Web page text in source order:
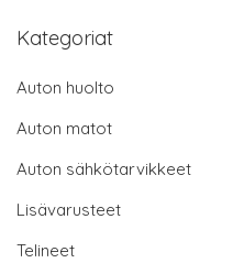
Kategoriat
Auton huolto
Auton matot
Auton sähkötarvikkeet
Lisävarusteet
Telineet